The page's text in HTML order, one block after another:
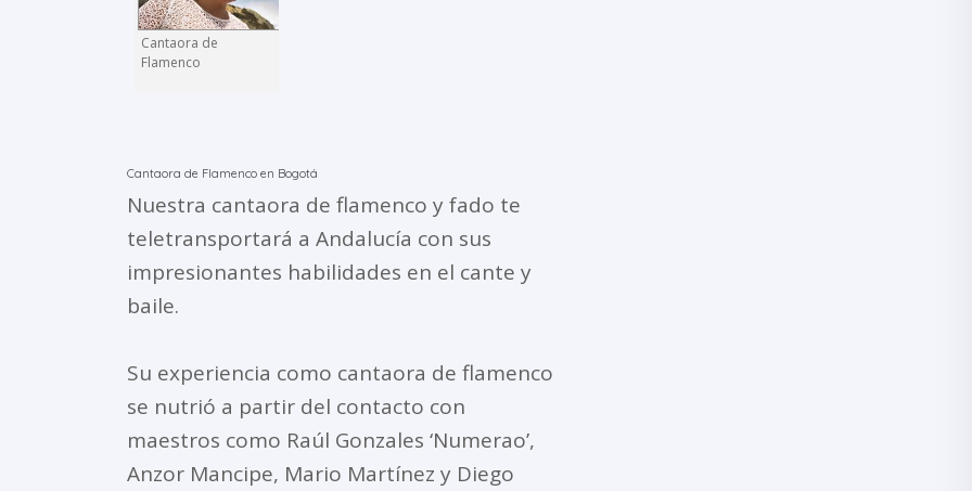
Cantaora de
Flamenco
Cantaora de Flamenco en Bogotá
Nuestra cantaora de flamenco y fado te
teletransportará a Andalucía con sus
impresionantes habilidades en el cante y
baile.
Su experiencia como cantaora de flamenco
se nutrió a partir del contacto con
maestros como Raúl Gonzales ‘Numerao’,
Anzor Mancipe, Mario Martínez y Diego